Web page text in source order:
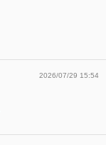
2026/07/29 15:54